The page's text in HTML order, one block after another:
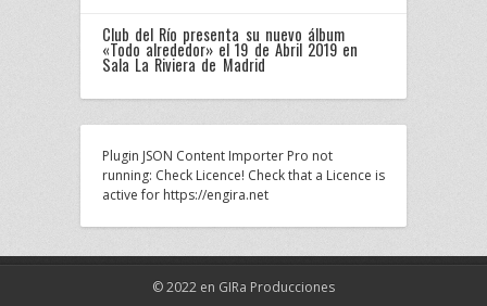
Club del Río presenta su nuevo álbum
«Todo alrededor» el 19 de Abril 2019 en
Sala La Riviera de Madrid
Plugin JSON Content Importer Pro not
running: Check Licence! Check that a Licence is
active for https://engira.net
© 2022 en GIRa Producciones